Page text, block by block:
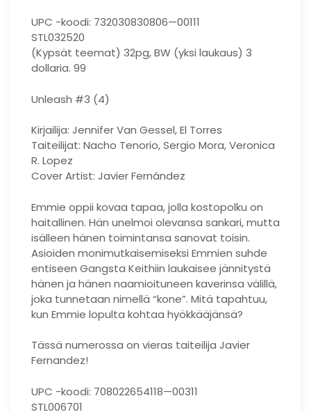
UPC -koodi: 732030830806—00111
STL032520
(Kypsät teemat) 32pg, BW (yksi laukaus) 3
dollaria. 99
Unleash #3 (4)
Kirjailija: Jennifer Van Gessel, El Torres
Taiteilijat: Nacho Tenorio, Sergio Mora, Veronica
R. Lopez
Cover Artist: Javier Fernández
Emmie oppii kovaa tapaa, jolla kostopolku on
haitallinen. Hän unelmoi olevansa sankari, mutta
isälleen hänen toimintansa sanovat toisin.
Asioiden monimutkaisemiseksi Emmien suhde
entiseen Gangsta Keithiin laukaisee jännitystä
hänen ja hänen naamioituneen kaverinsa välillä,
joka tunnetaan nimellä “kone”. Mitä tapahtuu,
kun Emmie lopulta kohtaa hyökkääjänsä?
Tässä numerossa on vieras taiteilija Javier
Fernandez!
UPC -koodi: 708022654118—00311
STL006701